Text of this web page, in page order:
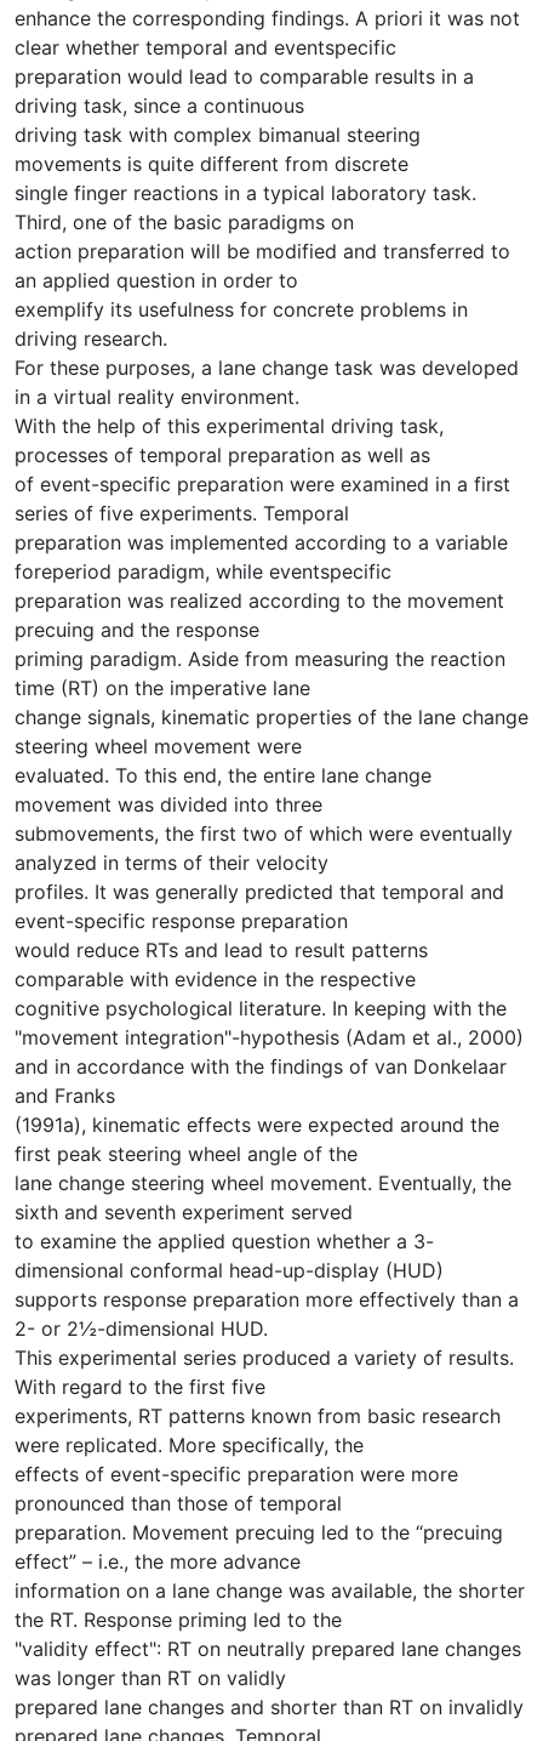
enhance the corresponding findings. A priori it was not
clear whether temporal and eventspecific
preparation would lead to comparable results in a
driving task, since a continuous
driving task with complex bimanual steering
movements is quite different from discrete
single finger reactions in a typical laboratory task.
Third, one of the basic paradigms on
action preparation will be modified and transferred to
an applied question in order to
exemplify its usefulness for concrete problems in
driving research.
For these purposes, a lane change task was developed
in a virtual reality environment.
With the help of this experimental driving task,
processes of temporal preparation as well as
of event-specific preparation were examined in a first
series of five experiments. Temporal
preparation was implemented according to a variable
foreperiod paradigm, while eventspecific
preparation was realized according to the movement
precuing and the response
priming paradigm. Aside from measuring the reaction
time (RT) on the imperative lane
change signals, kinematic properties of the lane change
steering wheel movement were
evaluated. To this end, the entire lane change
movement was divided into three
submovements, the first two of which were eventually
analyzed in terms of their velocity
profiles. It was generally predicted that temporal and
event-specific response preparation
would reduce RTs and lead to result patterns
comparable with evidence in the respective
cognitive psychological literature. In keeping with the
"movement integration"-hypothesis (Adam et al., 2000)
and in accordance with the findings of van Donkelaar
and Franks
(1991a), kinematic effects were expected around the
first peak steering wheel angle of the
lane change steering wheel movement. Eventually, the
sixth and seventh experiment served
to examine the applied question whether a 3-
dimensional conformal head-up-display (HUD)
supports response preparation more effectively than a
2- or 2½-dimensional HUD.
This experimental series produced a variety of results.
With regard to the first five
experiments, RT patterns known from basic research
were replicated. More specifically, the
effects of event-specific preparation were more
pronounced than those of temporal
preparation. Movement precuing led to the “precuing
effect” – i.e., the more advance
information on a lane change was available, the shorter
the RT. Response priming led to the
"validity effect": RT on neutrally prepared lane changes
was longer than RT on validly
prepared lane changes and shorter than RT on invalidly
prepared lane changes. Temporal